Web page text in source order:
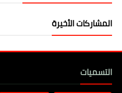
المشاركات الأخيرة
التسميات